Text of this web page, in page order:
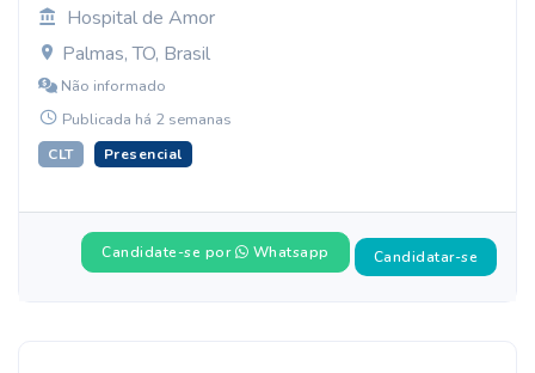
Hospital de Amor
Palmas, TO, Brasil
Não informado
Publicada há 2 semanas
CLT Presencial
Candidate-se por Whatsapp Candidatar-se